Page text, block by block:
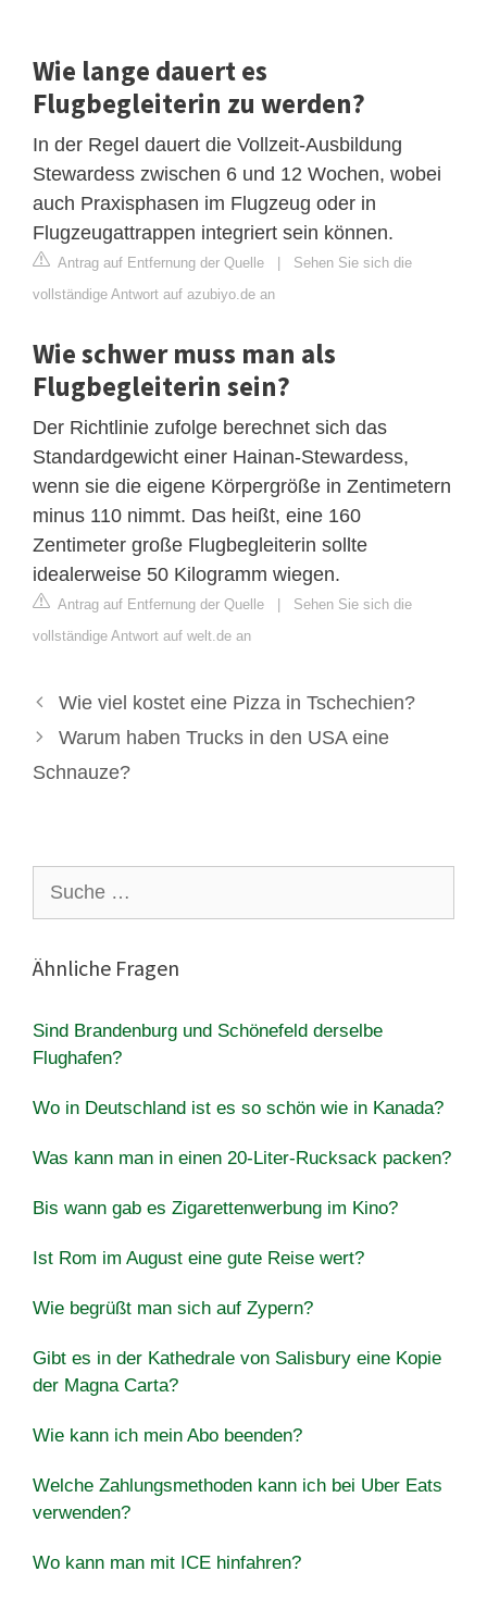
Wie lange dauert es
Flugbegleiterin zu werden?
In der Regel dauert die Vollzeit-Ausbildung
Stewardess zwischen 6 und 12 Wochen, wobei
auch Praxisphasen im Flugzeug oder in
Flugzeugattrappen integriert sein können.
Antrag auf Entfernung der Quelle | Sehen Sie sich die
vollständige Antwort auf azubiyo.de an
Wie schwer muss man als
Flugbegleiterin sein?
Der Richtlinie zufolge berechnet sich das
Standardgewicht einer Hainan-Stewardess,
wenn sie die eigene Körpergröße in Zentimetern
minus 110 nimmt. Das heißt, eine 160
Zentimeter große Flugbegleiterin sollte
idealerweise 50 Kilogramm wiegen.
Antrag auf Entfernung der Quelle | Sehen Sie sich die
vollständige Antwort auf welt.de an
Wie viel kostet eine Pizza in Tschechien?
Warum haben Trucks in den USA eine
Schnauze?
nach:
Ähnliche Fragen
Sind Brandenburg und Schönefeld derselbe
Flughafen?
Wo in Deutschland ist es so schön wie in Kanada?
Was kann man in einen 20-Liter-Rucksack packen?
Bis wann gab es Zigarettenwerbung im Kino?
Ist Rom im August eine gute Reise wert?
Wie begrüßt man sich auf Zypern?
Gibt es in der Kathedrale von Salisbury eine Kopie
der Magna Carta?
Wie kann ich mein Abo beenden?
Welche Zahlungsmethoden kann ich bei Uber Eats
verwenden?
Wo kann man mit ICE hinfahren?